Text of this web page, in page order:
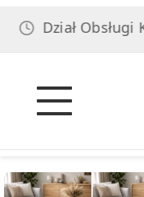
Obsługi